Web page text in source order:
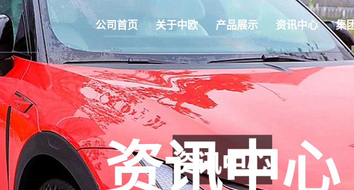
公司首页 关于中欧 产品展示 资讯中心 集
资讯中心